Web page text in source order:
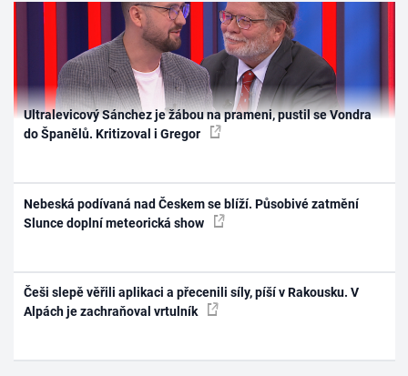
Ultralevicový Sánchez je žábou na prameni, pustil se Vondra
do Španělů. Kritizoval i Gregor
Nebeská podívaná nad Českem se blíží. Působivé zatmění
Slunce doplní meteorická show
Češi slepě věřili aplikaci a přecenili síly, píší v Rakousku. V
Alpách je zachraňoval vrtulník